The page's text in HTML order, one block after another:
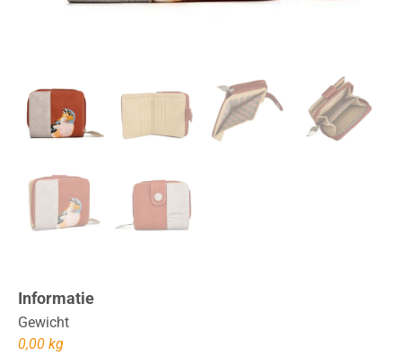
Informatie
Gewicht
0,00 kg